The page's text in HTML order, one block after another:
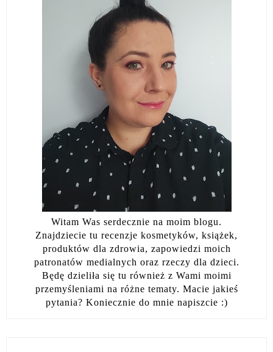
Witam Was serdecznie na moim blogu.
Znajdziecie tu recenzje kosmetyków, książek,
produktów dla zdrowia, zapowiedzi moich
patronatów medialnych oraz rzeczy dla dzieci.
Będę dzieliła się tu również z Wami moimi
przemyśleniami na różne tematy. Macie jakieś
pytania? Koniecznie do mnie napiszcie :)